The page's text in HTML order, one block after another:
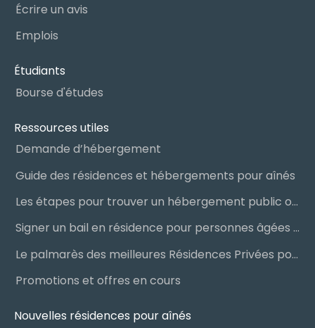
Écrire un avis
Emplois
Étudiants
Bourse d'études
Ressources utiles
Demande d’hébergement
Guide des résidences et hébergements pour aînés
Les étapes pour trouver un hébergement public ou privé
Signer un bail en résidence pour personnes âgées (RPA) : ce qu’il faut savoir
Le palmarès des meilleures Résidences Privées pour Aînés (RPA)
Promotions et offres en cours
Nouvelles résidences pour aînés